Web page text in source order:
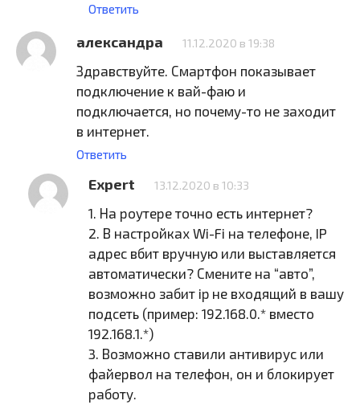
Ответить
александра 11.12.2020 в 19:38
Здравствуйте. Смартфон показывает
подключение к вай-фаю и
подключается, но почему-то не заходит
в интернет.
Ответить
Expert 13.12.2020 в 10:33
1. На роутере точно есть интернет?
2. В настройках Wi-Fi на телефоне, IP
адрес вбит вручную или выставляется
автоматически? Смените на “авто”,
возможно забит ip не входящий в вашу
подсеть (пример: 192.168.0.* вместо
192.168.1.*)
3. Возможно ставили антивирус или
файервол на телефон, он и блокирует
работу.